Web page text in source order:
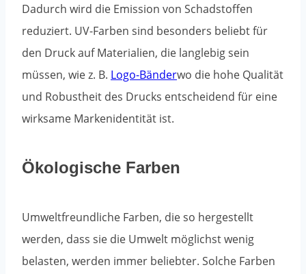
Dadurch wird die Emission von Schadstoffen
reduziert. UV-Farben sind besonders beliebt für
den Druck auf Materialien, die langlebig sein
müssen, wie z. B. Logo-Bänderwo die hohe Qualität
und Robustheit des Drucks entscheidend für eine
wirksame Markenidentität ist.
Ökologische Farben
Umweltfreundliche Farben, die so hergestellt
werden, dass sie die Umwelt möglichst wenig
belasten, werden immer beliebter. Solche Farben